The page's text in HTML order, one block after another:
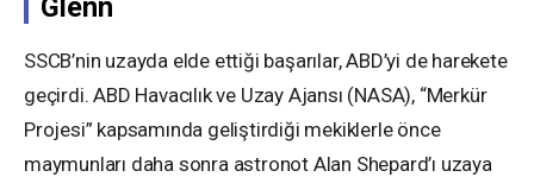
Glenn
SSCB’nin uzayda elde ettiği başarılar, ABD’yi de harekete
geçirdi. ABD Havacılık ve Uzay Ajansı (NASA), “Merkür
Projesi” kapsamında geliştirdiği mekiklerle önce
maymunları daha sonra astronot Alan Shepard’ı uzaya